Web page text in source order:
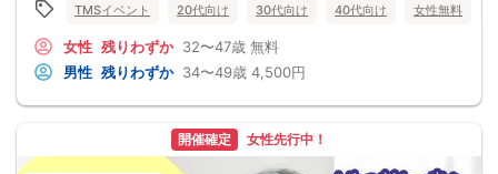
TMSイベント 20代向け 30代向け 40代向け 女性無料
女性 残りわずか 32〜47歳 無料
男性 残りわずか 34〜49歳 4,500円
開催確定 女性先行中！